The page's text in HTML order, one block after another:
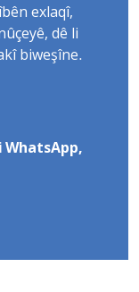
exlaqî,
dê li
biweşîne.
WhatsApp,